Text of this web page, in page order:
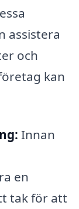
assistera
och
kan
Innan
en
tak för att